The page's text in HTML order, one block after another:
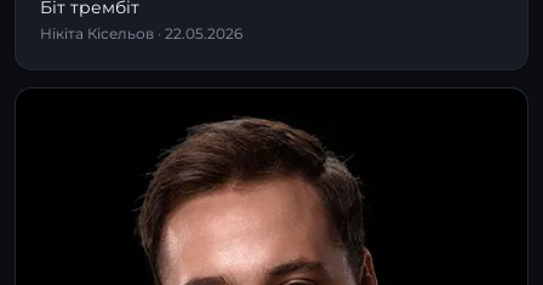
Біт трембіт
Нікіта Кісельов · 22.05.2026